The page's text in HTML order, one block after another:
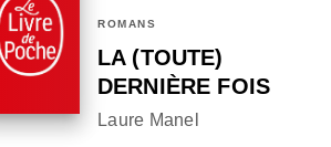
ROMANS
LA (TOUTE)
DERNIÈRE FOIS
Laure Manel